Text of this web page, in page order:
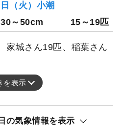
（火）小潮
30～50cm 15～19匹
家城さん19匹、稲葉さん
を表示
の気象情報を表示